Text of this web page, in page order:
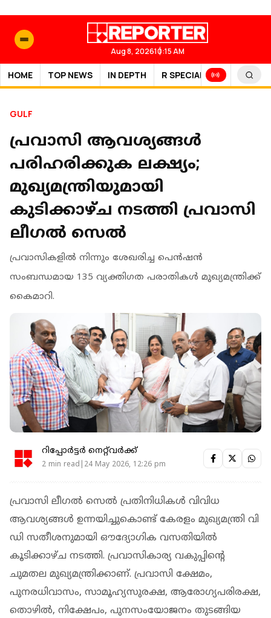
Aug 8, 202610:15 AM
HOME TOP NEWS IN DEPTH R SPECIAL SPORTS
GULF
പ്രവാസി ആവശ്യങ്ങൾ
പരിഹരിക്കുക ലക്ഷ്യം;
മുഖ്യമന്ത്രിയുമായി
കുടിക്കാഴ്ച നടത്തി പ്രവാസി
ലീ​ഗൽ സെൽ
പ്രവാസികളിൽ നിന്നും ശേഖരിച്ച പെൻഷൻ
സംബന്ധമായ 135 വ്യക്തിഗത പരാതികൾ മുഖ്യമന്ത്രിക്ക്
കൈമാറി.
റിപ്പോർട്ടർ നെറ്റ്‌വര്‍ക്ക്‌
2 min read|24 May 2026, 12:26 pm
പ്രവാസി ലീഗൽ സെൽ പ്രതിനിധികൾ വിവിധ
ആവശ്യങ്ങൾ ഉന്നയിച്ചുകൊണ്ട് കേരളം മുഖ്യമന്ത്രി വി
ഡി സതീശനുമായി ഔദ്യോഗിക വസതിയിൽ
കൂടിക്കാഴ്ച നടത്തി. പ്രവാസികാര്യ വകുപ്പിന്റെ
ചുമതല മുഖ്യമന്ത്രിക്കാണ്. പ്രവാസി ക്ഷേമം,
പുനരധിവാസം, സാമൂഹ്യസുരക്ഷ, ആരോഗ്യപരിരക്ഷ,
തൊഴിൽ, നിക്ഷേപം, പുനസംയോജനം തുടങ്ങിയ